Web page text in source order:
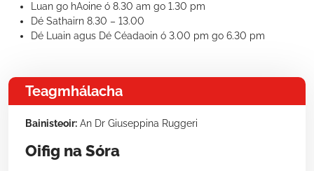
Luan go hAoine ó 8.30 am go 1.30 pm
Dé Sathairn 8.30 – 13.00
Dé Luain agus Dé Céadaoin ó 3.00 pm go 6.30 pm
Teagmhálacha
Bainisteoir: An Dr Giuseppina Ruggeri
Oifig na Sóra